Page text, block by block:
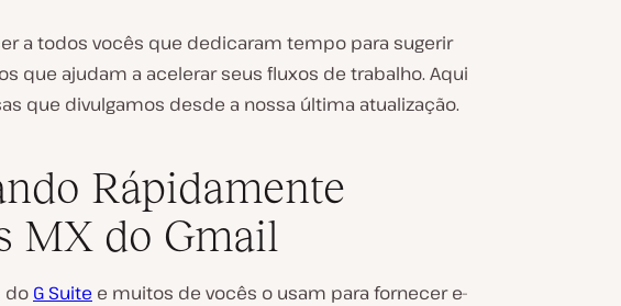
a todos vocês que dedicaram tempo para sugerir
que ajudam a acelerar seus fluxos de trabalho. Aqui
que divulgamos desde a nossa última atualização.
Rápidamente
MX do Gmail
do G Suite e muitos de vocês o usam para fornecer e-